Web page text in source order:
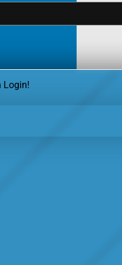
Login!